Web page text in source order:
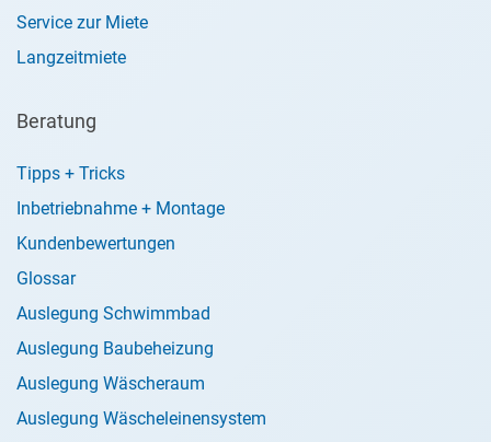
Service zur Miete
Langzeitmiete
Beratung
Tipps + Tricks
Inbetriebnahme + Montage
Kundenbewertungen
Glossar
Auslegung Schwimmbad
Auslegung Baubeheizung
Auslegung Wäscheraum
Auslegung Wäscheleinensystem